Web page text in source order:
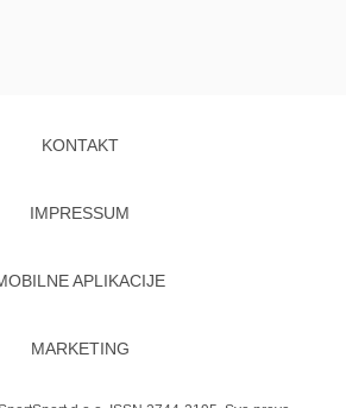
KONTAKT
IMPRESSUM
APLIKACIJE
MARKETING